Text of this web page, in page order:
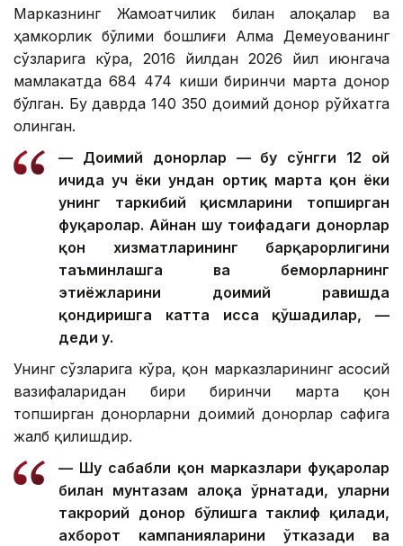
Марказнинг Жамоатчилик билан алоқалар ва
ҳамкорлик бўлими бошлиғи Алма Демеуованинг
сўзларига кўра, 2016 йилдан 2026 йил июнгача
мамлакатда 684 474 киши биринчи марта донор
бўлган. Бу даврда 140 350 доимий донор рўйхатга
олинган.
— Доимий донорлар — бу сўнгги 12 ой
ичида уч ёки ундан ортиқ марта қон ёки
унинг таркибий қисмларини топширган
фуқаролар. Айнан шу тоифадаги донорлар
қон хизматларининг барқарорлигини
таъминлашга ва беморларнинг
эҳтиёжларини доимий равишда
қондиришга катта ҳисса қўшадилар, —
деди у.
Унинг сўзларига кўра, қон марказларининг асосий
вазифаларидан бири биринчи марта қон
топширган донорларни доимий донорлар сафига
жалб қилишдир.
— Шу сабабли қон марказлари фуқаролар
билан мунтазам алоқа ўрнатади, уларни
такрорий донор бўлишга таклиф қилади,
ахборот кампанияларини ўтказади ва